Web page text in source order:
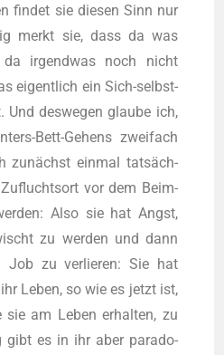
fin­det sie die­sen Sinn nur
merkt sie, dass da was
irgend­was noch nicht
eigent­lich ein Sich-selbst-
Und des­we­gen glau­be ich,
Bett-Gehens zwei­fach
zunächst ein­mal tat­säch­
vor dem Beim-
Also sie hat Angst,
zu wer­den und dann
Job zu ver­lie­ren: Sie hat
Leben, so wie es jetzt ist,
am Leben erhal­ten, zu
gibt es in ihr aber para­do­